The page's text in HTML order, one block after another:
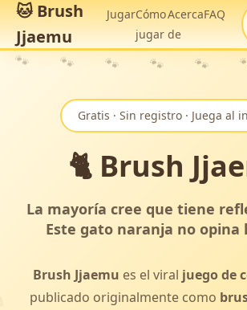
🐾 🐾 🐾 🐾 🐾
🐱 Brush
Jjaemu
JugarCómo
jugar
Acerca
de
FAQ
Gratis · Sin registro · Juega al
🐈 Brush
La mayoría cree que tiene
Este gato naranja no opina
Brush Jjaemu es el viral juego de
publicado originalmente como